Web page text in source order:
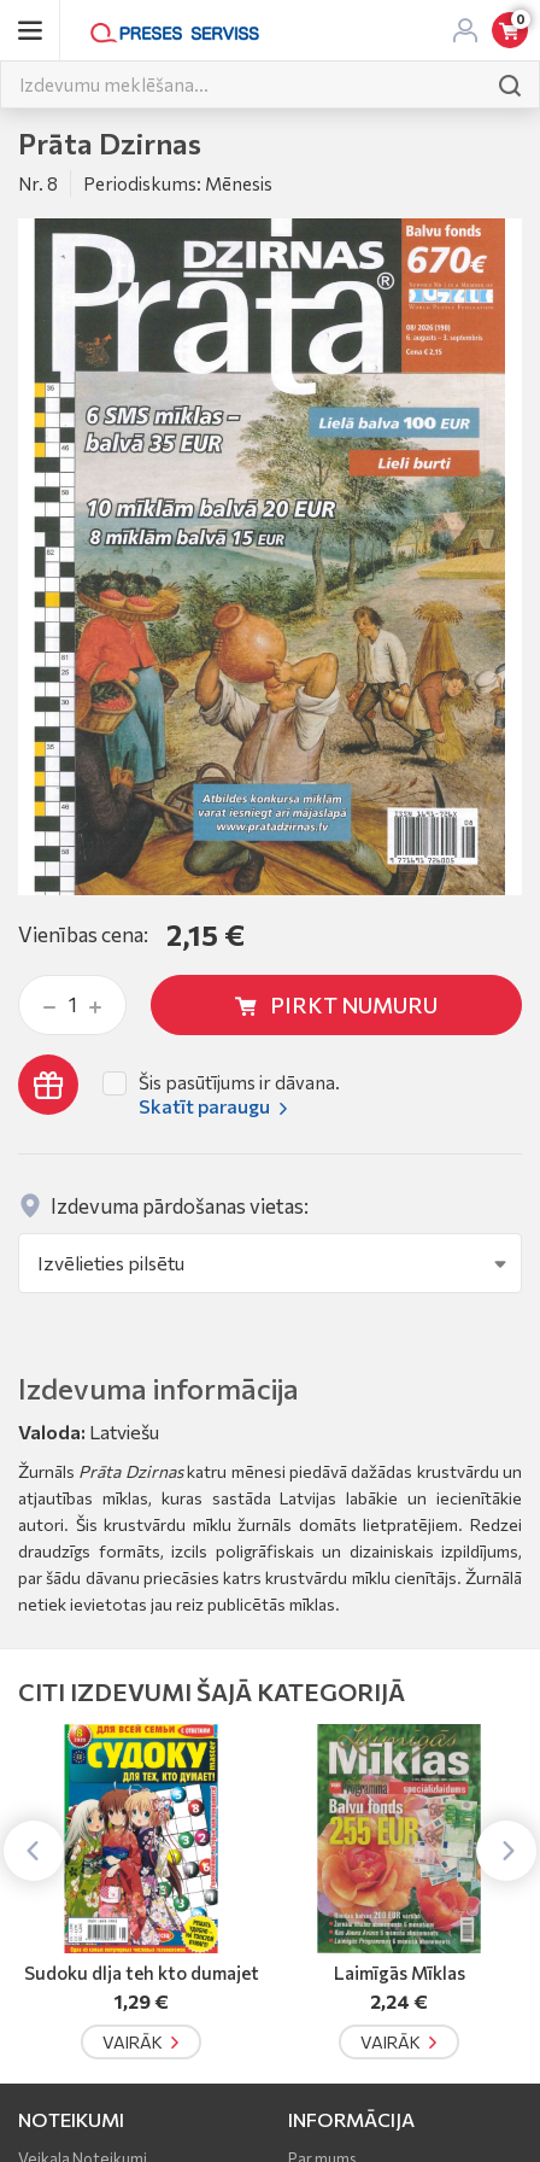
0
Prāta Dzirnas
Nr. 8 Periodiskums: Mēnesis
Vienības cena: 2,15 €
PIRKT NUMURU
Šis pasūtījums ir dāvana.
Skatīt paraugu
Izdevuma pārdošanas vietas:
Izdevuma informācija
Valoda: Latviešu
Žurnāls Prāta Dzirnaskatru mēnesi piedāvā dažādas krustvārdu un
atjautības mīklas, kuras sastāda Latvijas labākie un iecienītākie
autori. Šis krustvārdu mīklu žurnāls domāts lietpratējiem. Redzei
draudzīgs formāts, izcils poligrāfiskais un dizainiskais izpildījums,
par šādu dāvanu priecāsies katrs krustvārdu mīklu cienītājs. Žurnālā
netiek ievietotas jau reiz publicētās mīklas.
CITI IZDEVUMI ŠAJĀ KATEGORIJĀ
Laimīgās Mīklas
2,24 €
VAIRĀK
Mezgls
2,30 €
VAIRĀK
NOTEIKUMI
Veikala Noteikumi
INFORMĀCIJA
Par mums